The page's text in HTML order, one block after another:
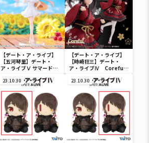
【デート・ア・ライブ】
【五河琴里】デート・
ア・ライブⅤ サマードレ
ー
【デート・ア・ライブ】
【時崎狂三】デート・
ア・ライブⅣ Coreful
和ゴスver.～
23.10.30 23.10.30